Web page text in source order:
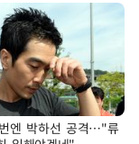
엔 박하선 공격…"류